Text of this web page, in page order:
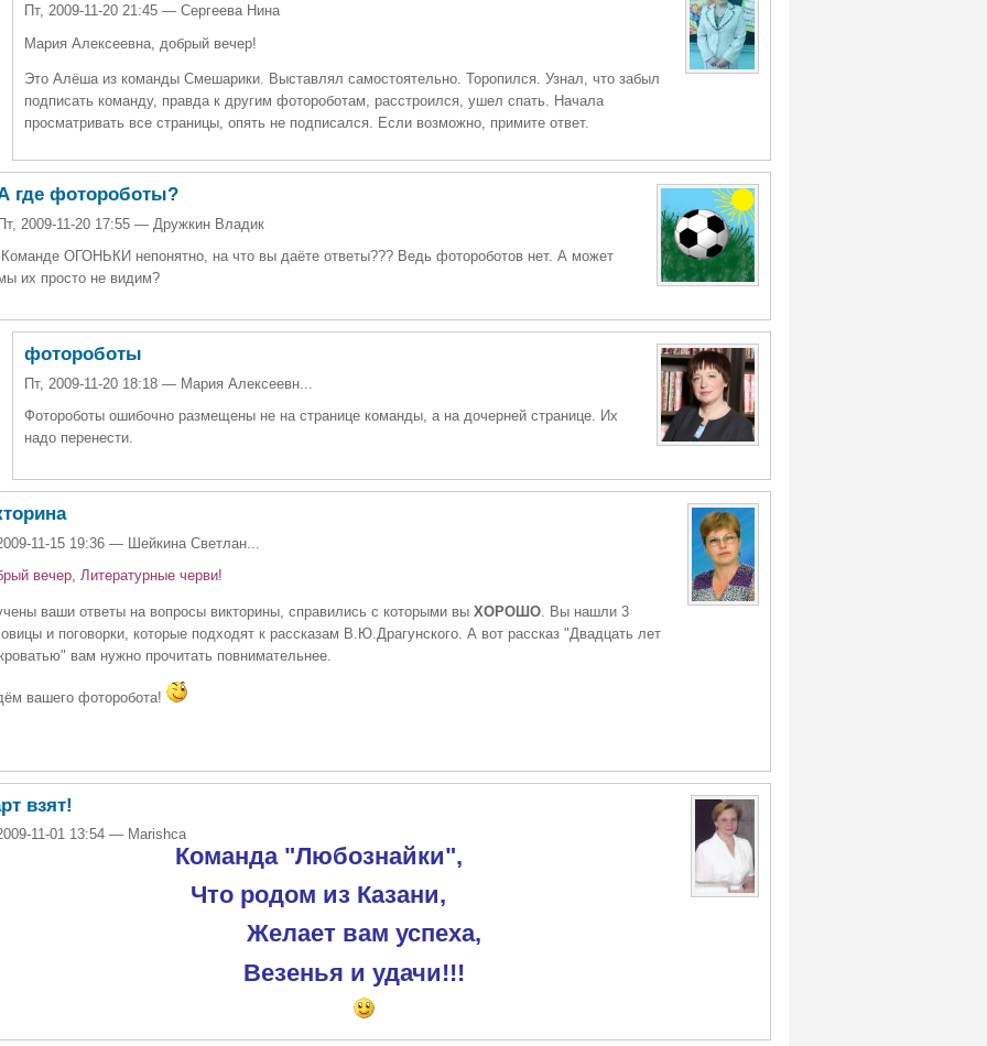
Пт, 2009-11-20 21:45 — Сергеева Нина
Мария Алексеевна, добрый вечер!
Это Алёша из команды Смешарики. Выставлял самостоятельно. Торопился. Узнал, что забыл
подписать команду, правда к другим фотороботам, расстроился, ушел спать. Начала
просматривать все страницы, опять не подписался. Если возможно, примите ответ.
где фотороботы?
2009-11-20 17:55 — Дружкин Владик
Команде ОГОНЬКИ непонятно, на что вы даёте ответы??? Ведь фотороботов нет. А может
их просто не видим?
фотороботы
Пт, 2009-11-20 18:18 — Мария Алексеевн...
Фотороботы ошибочно размещены не на странице команды, а на дочерней странице. Их
надо перенести.
11-15 19:36 — Шейкина Светлан...
вечер, Литературные черви!
ваши ответы на вопросы викторины, справились с которыми вы ХОРОШО. Вы нашли 3
и поговорки, которые подходят к рассказам В.Ю.Драгунского. А вот рассказ "Двадцать лет
вам нужно прочитать повнимательнее.
вашего фоторобота!
взят!
11-01 13:54 — Marishca
Команда "Любознайки",
Что родом из Казани,
Желает вам успеха,
Везенья и удачи!!!